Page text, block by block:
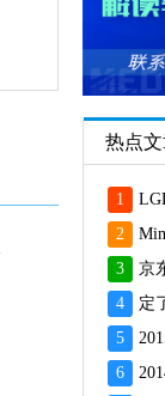
热点
1
2
3
京
4
定
5
6